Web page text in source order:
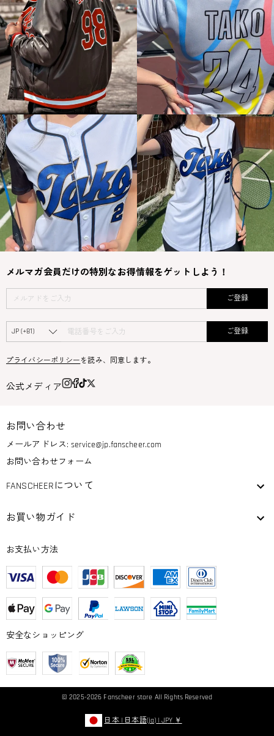
メルマガ会員だけの特別なお得情報をゲットしよう！
ご登録
ご登録
プライバシーポリシー を読み、同意します。
公式メディア
お問い合わせ
メールアドレス:service@jp.fanscheer.com
お問い合わせフォーム
FANSCHEERについて
お買い物ガイド
お支払い方法
安全なショッピング
© 2025-2026 Fanscheerstore All Rights Reserved
日本| 日本語(ja) | JPY ￥